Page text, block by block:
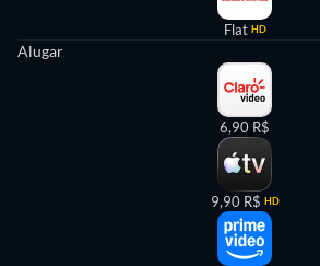
Flat HD
Alugar
6,90 R$
9,90 R$ HD